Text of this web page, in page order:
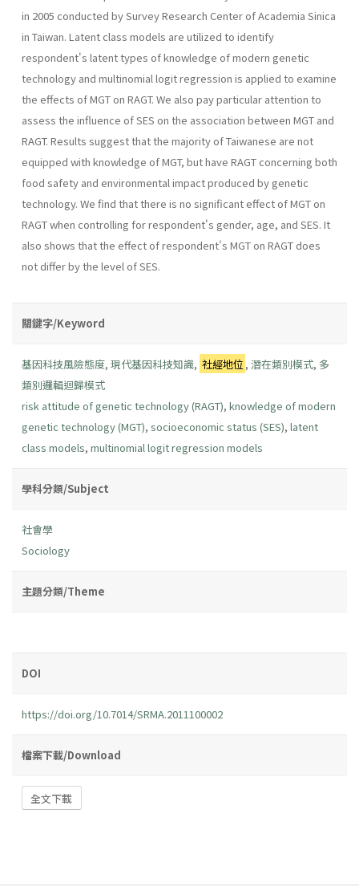
in 2005 conducted by Survey Research Center of Academia Sinica
in Taiwan. Latent class models are utilized to identify
respondent's latent types of knowledge of modern genetic
technology and multinomial logit regression is applied to examine
the effects of MGT on RAGT. We also pay particular attention to
assess the influence of SES on the association between MGT and
RAGT. Results suggest that the majority of Taiwanese are not
equipped with knowledge of MGT, but have RAGT concerning both
food safety and environmental impact produced by genetic
technology. We find that there is no significant effect of MGT on
RAGT when controlling for respondent's gender, age, and SES. It
also shows that the effect of respondent's MGT on RAGT does
not differ by the level of SES.
關鍵字/Keyword
基因科技風險態度, 現代基因科技知識, 社經地位 ,潛在類別模式, 多
類別邏輯迴歸模式
risk attitude of genetic technology (RAGT), knowledge of modern
genetic technology (MGT), socioeconomic status (SES), latent
class models, multinomial logit regression models
學科分類/Subject
社會學
Sociology
主題分類/Theme
DOI
https://doi.org/10.7014/SRMA.2011100002
檔案下載/Download
全文下載